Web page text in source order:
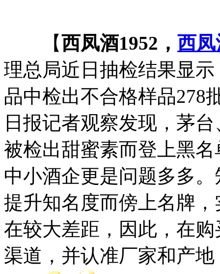
【西凤酒1952， 西
理总局近日抽检结果显
品中检出不合格样品278
日报记者观察发现，茅
被检出甜蜜素而登上黑
中小酒企更是问题多多
提升知名度而傍上名牌
在较大差距，因此，在
渠道，并认准厂家和产